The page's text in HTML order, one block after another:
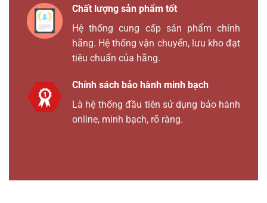
Chất lượng sản phẩm tốt
Hệ thống cung cấp sản phẩm chính
hãng. Hệ thống vận chuyển, lưu kho đạt
tiêu chuẩn của hãng.
Chính sách bảo hành minh bạch
Là hệ thống đầu tiên sử dụng bảo hành
online, minh bạch, rõ ràng.